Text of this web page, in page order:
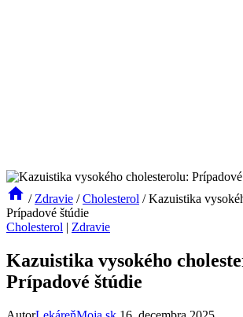
/ Zdravie / Cholesterol / Kazuistika
Prípadové štúdie
Cholesterol | Zdravie
Kazuistika vysokého
Prípadové štúdie